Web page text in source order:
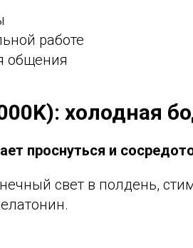
работе
общения
холодная
проснуться и
свет в полдень,